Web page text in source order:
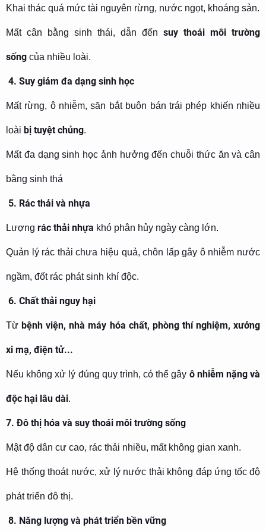
Khai thác quá mức tài nguyên rừng, nước ngọt, khoáng sản.
Mất cân bằng sinh thái, dẫn đến suy thoái môi trường
sống của nhiều loài.
4. Suy giảm đa dạng sinh học
Mất rừng, ô nhiễm, săn bắt buôn bán trái phép khiến nhiều
loài bị tuyệt chủng.
Mất đa dạng sinh học ảnh hưởng đến chuỗi thức ăn và cân
bằng sinh thá
5. Rác thải và nhựa
Lượng rác thải nhựa khó phân hủy ngày càng lớn.
Quản lý rác thải chưa hiệu quả, chôn lấp gây ô nhiễm nước
ngầm, đốt rác phát sinh khí độc.
6. Chất thải nguy hại
Từ bệnh viện, nhà máy hóa chất, phòng thí nghiệm, xưởng
xi mạ, điện tử...
Nếu không xử lý đúng quy trình, có thể gây ô nhiễm nặng và
độc hại lâu dài.
7. Đô thị hóa và suy thoái môi trường sống
Mật độ dân cư cao, rác thải nhiều, mất không gian xanh.
Hệ thống thoát nước, xử lý nước thải không đáp ứng tốc độ
phát triển đô thị.
8. Năng lượng và phát triển bền vững